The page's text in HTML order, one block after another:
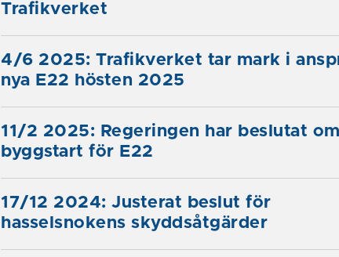
Trafikverket
4/6 2025: Trafikverket tar mark i
nya E22 hösten 2025
11/2 2025: Regeringen har beslutat om
byggstart för E22
17/12 2024: Justerat beslut för
hasselsnokens skyddsåtgärder